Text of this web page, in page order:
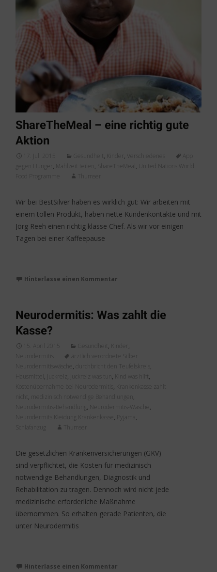
ShareTheMeal – eine richtig gute
Aktion
17. Juli 2015 Gesundheit, , Verschiedenes
App
, Mahlzeit teilen , ShareTheMeal ,
United Nations World
Food Programme
Thumser
Wir bei BestSilver haben es wirklich gut: Wir arbeiten mit
einem tollen Produkt, haben nette Kundenkontakte und mit
Jörg Reeh einen richtig klasse Chef. Als wir vor einigen
Tagen bei einer Kaffeepause
Hinterlasse einen Kommentar
Neurodermitis: Was zahlt die
Kasse?
15. April 2015 Gesundheit,
,
Neurodermitis
ärztlich verordnete Silber
Neurodermitiswäsche , durchbricht den Teufelskreis ,
Hausmittel , Juckreiz , Juckreiz was tun , Kind was hilft,
Kostenübernahme bei Neurodermitis ,
Krankenkasse zahlt
nicht, medizinisch notwendige Behandlungen ,
Neurodermitis-Behandlung , Neurodermitis-Wäsche ,
Neurodermits Kleidung Krankenkasse , Pyjama ,
Schlafanzug
Thumser
Die gesetzlichen Krankenversicherungen (GKV)
sind verpflichtet, die Kosten für medizinisch
notwendige Behandlungen, Diagnostik und
Rehabilitation zu tragen. Dennoch wird nicht jede
medizinische erforderliche Maßnahme
übernommen. So erhalten gerade Patienten, die
unter Neurodermitis
Hinterlasse einen Kommentar